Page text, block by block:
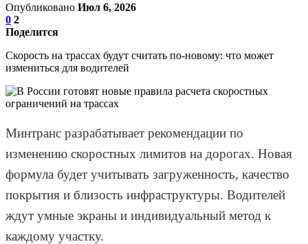
Опубликовано Июл 6, 2026
0 2
Поделится
Скорость на трассах будут считать по-новому: что может
измениться для водителей
Минтранс разрабатывает рекомендации по
изменению скоростных лимитов на дорогах. Новая
формула будет учитывать загруженность, качество
покрытия и близость инфраструктуры. Водителей
ждут умные экраны и индивидуальный метод к
каждому участку.